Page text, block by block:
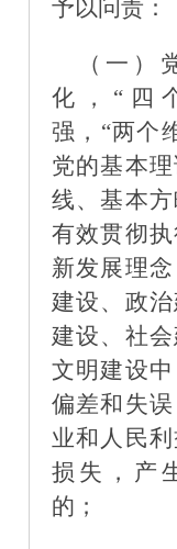
予以问责 ：
（一）
化， “四
强，“两个
党的基本
线、基本
有效贯彻
新发展理
建设、政
建设、社
文明建设
偏差和失
业和人民
损失，产
的；